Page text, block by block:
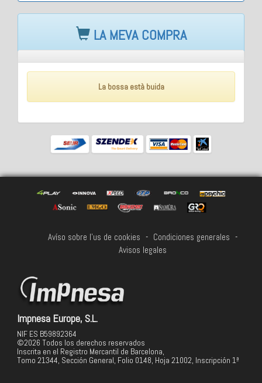
LA MEVA COMPRA
La bossa està buida
Avíso sobre l'us de cookies - Condiciones generales -
Avisos legales
Impnesa Europe, S.L.
NIF ES B59892364
©2026 Todos los derechos reservados
Inscrita en el Registro Mercantil de Barcelona,
Tomo 21344, Sección General, Folio 0148, Hoja 21002, Inscripción 1ª